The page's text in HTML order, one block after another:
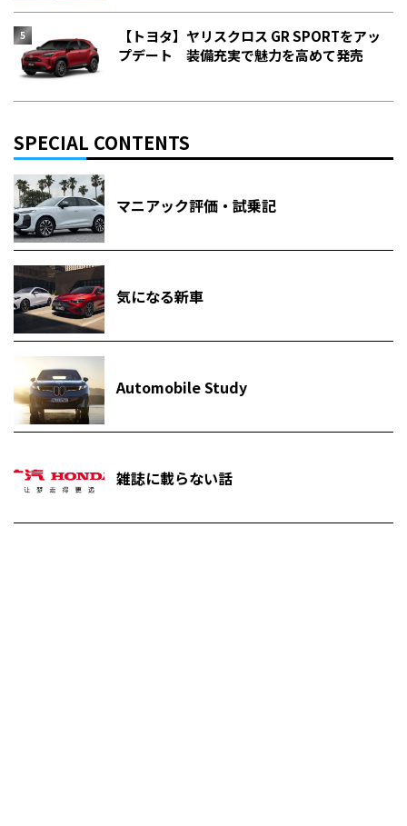
【トヨタ】ヤリスクロス GR SPORTをアッ
プデート 装備充実で魅力を高めて発売
SPECIAL CONTENTS
マニアック評価・試乗記
気になる新車
Automobile Study
雑誌に載らない話